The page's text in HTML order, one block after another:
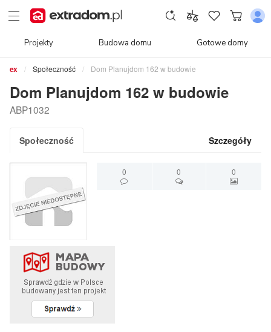
Projekty Budowa domu Gotowe domy
Społeczność Dom Planujdom 162 w budowie
Dom Planujdom 162 w budowie
ABP1032
Społeczność Szczegóły
0 0 0